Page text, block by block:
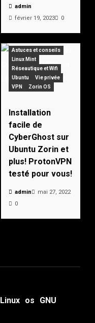
admin
février 19, 2023
0
Astuces et conseils
Linux Mint
Réseautique et Wifi
Ubuntu
Vie privée
VPN
Zorin OS
Installation
facile de
CyberGhost sur
Ubuntu Zorin et
plus! ProtonVPN
testé pour vous!
admin
mai 27, 2022
0
Linux os
GNU